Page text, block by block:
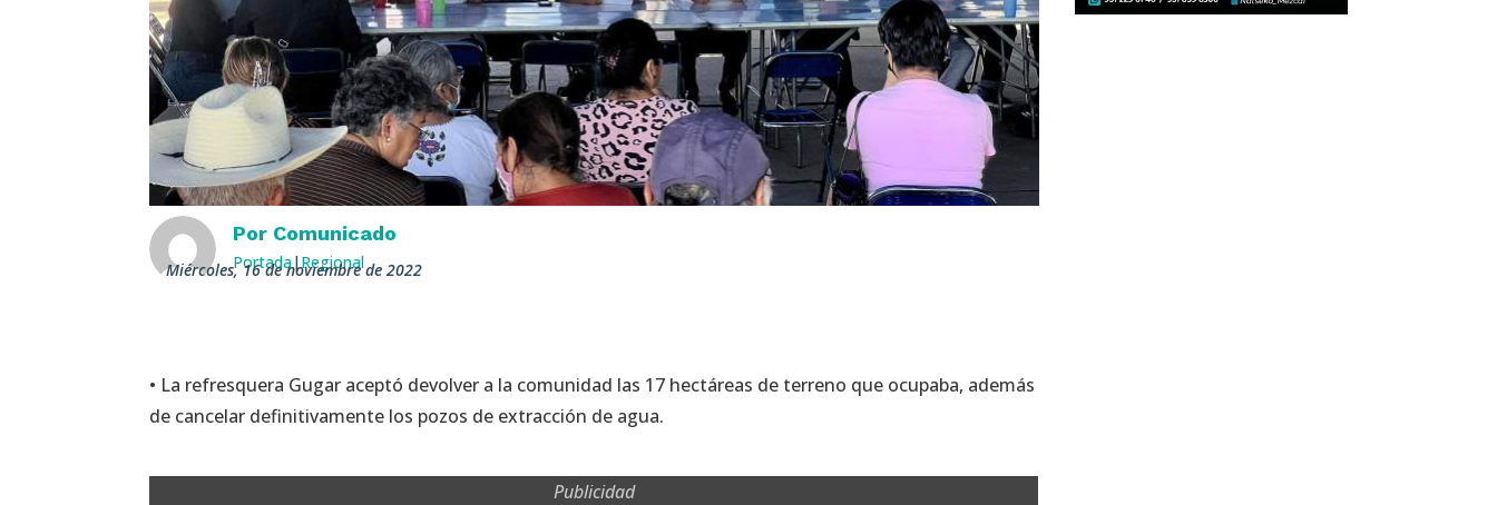
Por Comunicado
Portada| Regional
miércoles, 16 de noviembre de 2022
• La refresquera Gugar aceptó devolver a la comunidad las 17 hectáreas de terreno que ocupaba, además
de cancelar definitivamente los pozos de extracción de agua.
Publicidad